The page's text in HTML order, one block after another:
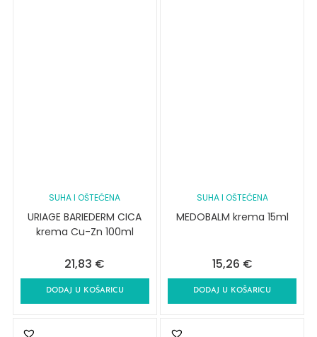
SUHA I OŠTEĆENA
URIAGE BARIEDERM CICA
krema Cu-Zn 100ml
21,83 €
DODAJ U KOŠARICU
SUHA I OŠTEĆENA
MEDOBALM krema 15ml
15,26 €
DODAJ U KOŠARICU